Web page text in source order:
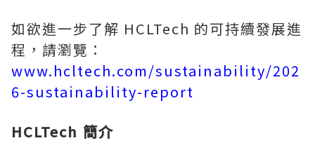
如欲進一步了解 HCLTech 的可持續發展進
程，請瀏覽：
www.hcltech.com/sustainability/202
6-sustainability-report
HCLTech 簡介